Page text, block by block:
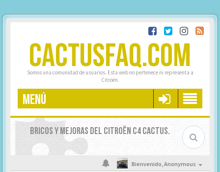
CACTUSFAQ.COM
Somos una comunidad de usuarios. Esta web no pertenece ni representa a
Citroën.
MENÚ
BRICOS Y MEJORAS DEL CITROËN C4 CACTUS.
Bienvenido,Anonymous